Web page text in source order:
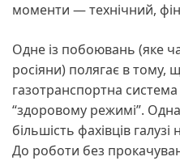
моменти — технічний,
Одне із побоювань (яке
росіяни) полягає в тому,
газотранспортна
“здоровому режимі”.
більшість фахівців
До роботи без